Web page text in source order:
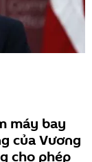
máy bay
của Vương
cho phép